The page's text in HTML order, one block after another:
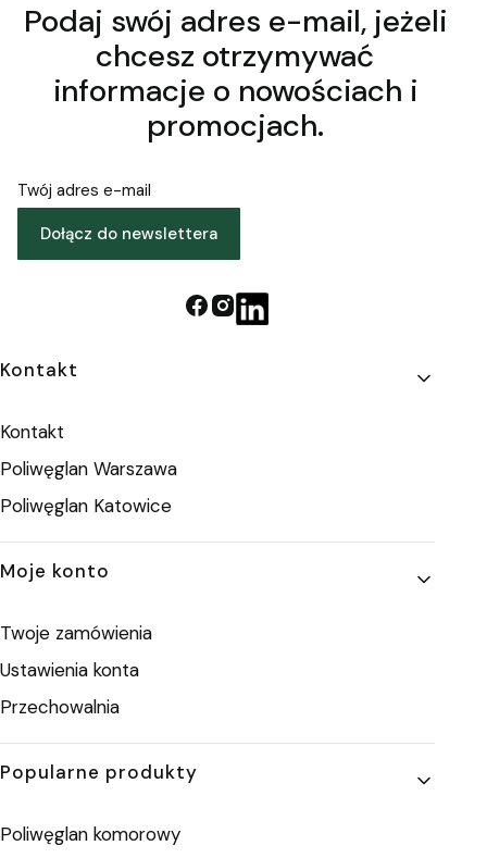
Podaj swój adres e-mail, jeżeli
chcesz otrzymywać
informacje o nowościach i
promocjach.
Twój adres e-mail
Dołącz do newslettera
Linki w stopce
Kontakt
Kontakt
Poliwęglan Warszawa
Poliwęglan Katowice
Moje konto
Twoje zamówienia
Ustawienia konta
Przechowalnia
Popularne produkty
Poliwęglan komorowy